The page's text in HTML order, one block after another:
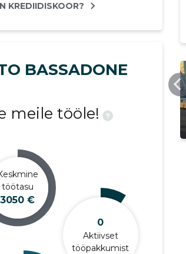
KREDIIDISKOOR?
BASSADONE
meile tööle!
?
töötasu
3050 €
0
Aktiivset
tööpakkumist